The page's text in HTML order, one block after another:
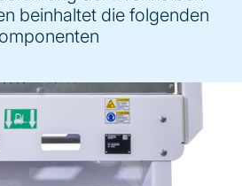
beinhaltet die folgenden